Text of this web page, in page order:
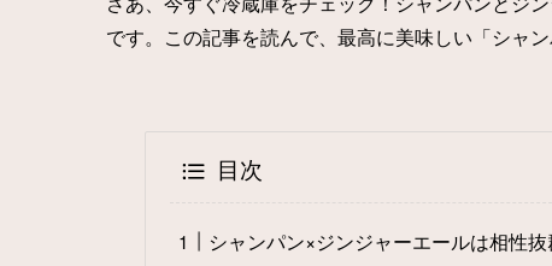
です。この記事を読んで、最高に美味しい「シャ
目次
シャンパン×ジンジャーエールは相性